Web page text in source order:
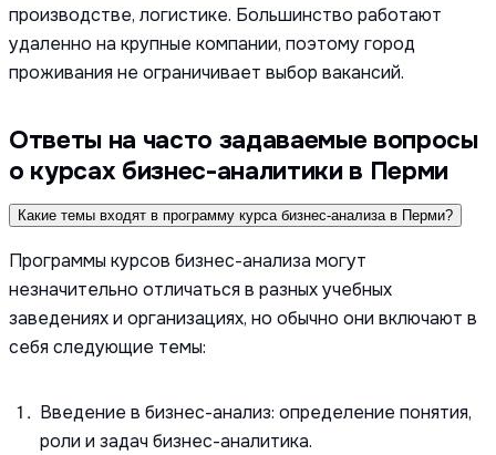
производстве, логистике. Большинство работают
удаленно на крупные компании, поэтому город
проживания не ограничивает выбор вакансий.
Ответы на часто задаваемые вопросы
о курсах бизнес-аналитики в Перми
Какие темы входят в программу курса бизнес-анализа в Перми?
Программы курсов бизнес-анализа могут
незначительно отличаться в разных учебных
заведениях и организациях, но обычно они включают в
себя следующие темы:
Введение в бизнес-анализ: определение понятия,
роли и задач бизнес-аналитика.